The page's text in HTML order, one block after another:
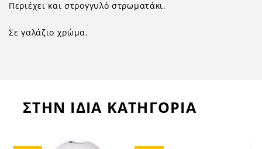
Περιέχει και στρογγυλό στρωματάκι.
Σε γαλάζιο χρώμα.
ΣΤΗΝ ΙΔΙΑ ΚΑΤΗΓΟΡΙΑ